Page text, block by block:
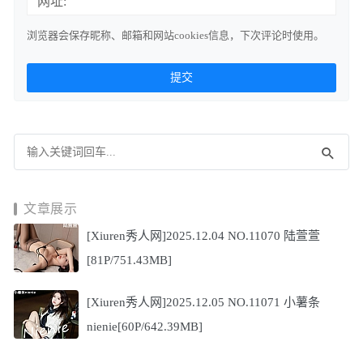
浏览器会保存昵称、邮箱和网站cookies信息，下次评论时使用。
文章展示
[Xiuren秀人网]2025.12.04 NO.11070 陆萱萱
[81P/751.43MB]
[Xiuren秀人网]2025.12.05 NO.11071 小薯条
nienie[60P/642.39MB]